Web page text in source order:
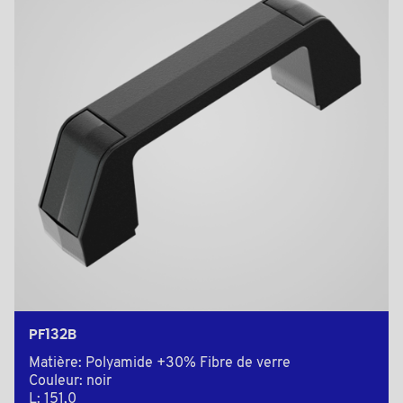
PF132B
Matière: Polyamide +30% Fibre de verre
Couleur: noir
L: 151,0